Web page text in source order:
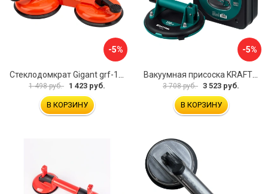
-5%
1 498 руб. 1 423 руб.
В КОРЗИНУ
-5%
3 708 руб. 3 523 руб.
В КОРЗИНУ